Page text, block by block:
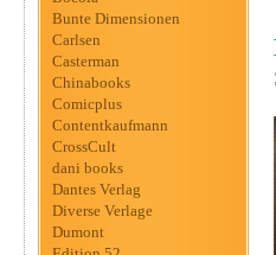
Bunte Dimensionen
Carlsen
Casterman
Chinabooks
Comicplus
Contentkaufmann
CrossCult
dani books
Dantes Verlag
Diverse Verlage
Dumont